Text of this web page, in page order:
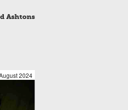
Ashtons
2024